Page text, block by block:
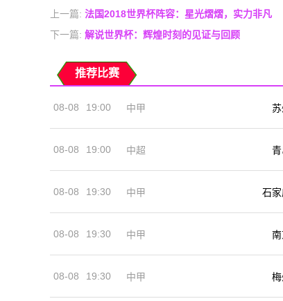
上一篇: 法国2018世界杯阵容：星光熠熠，实力非凡
下一篇: 解说世界杯：辉煌时刻的见证与回顾
推荐比赛
08-08 19:00 中甲
08-08 19:00 中超
08-08 19:30 中甲 石
08-08 19:30 中甲
08-08 19:30 中甲